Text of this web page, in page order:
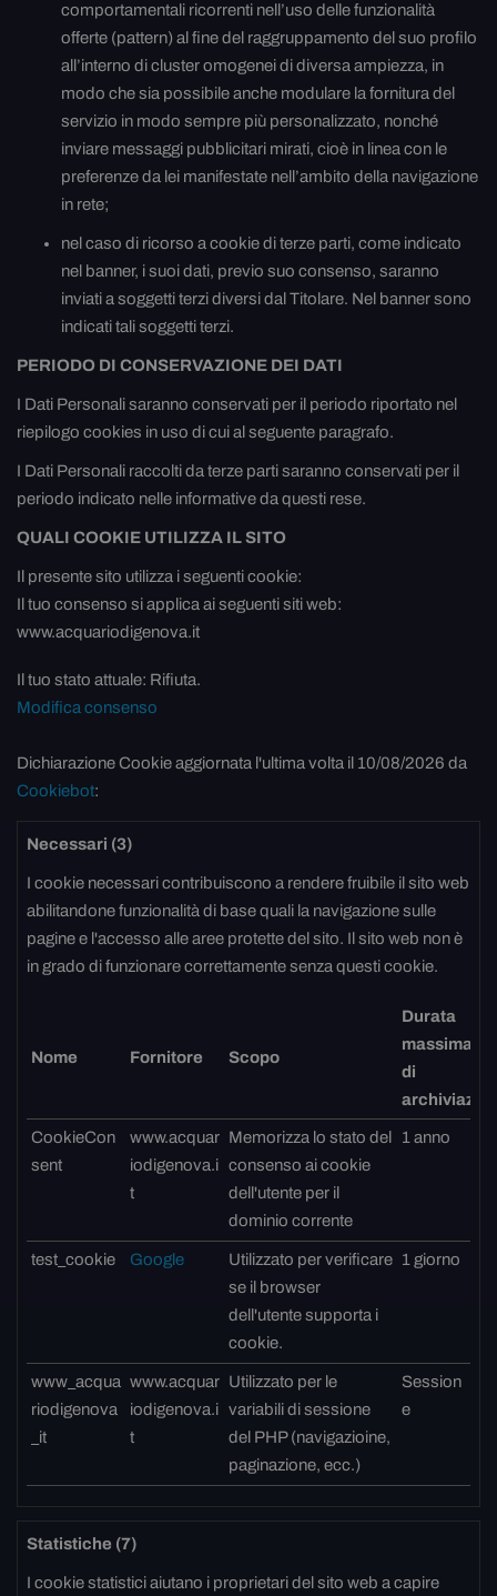
comportamentali ricorrenti nell’uso delle funzionalità
offerte (pattern) al fine del raggruppamento del suo profilo
all’interno di cluster omogenei di diversa ampiezza, in
modo che sia possibile anche modulare la fornitura del
servizio in modo sempre più personalizzato, nonché
inviare messaggi pubblicitari mirati, cioè in linea con le
preferenze da lei manifestate nell’ambito della navigazione
in rete;
nel caso di ricorso a cookie di terze parti, come indicato
nel banner, i suoi dati, previo suo consenso, saranno
inviati a soggetti terzi diversi dal Titolare. Nel banner sono
indicati tali soggetti terzi.
PERIODO DI CONSERVAZIONE DEI DATI
I Dati Personali saranno conservati per il periodo riportato nel
riepilogo cookies in uso di cui al seguente paragrafo.
I Dati Personali raccolti da terze parti saranno conservati per il
periodo indicato nelle informative da questi rese.
QUALI COOKIE UTILIZZA IL SITO
Il presente sito utilizza i seguenti cookie:
Il tuo consenso si applica ai seguenti siti web:
www.acquariodigenova.it
Il tuo stato attuale: Rifiuta.
Modifica consenso
Dichiarazione Cookie aggiornata l'ultima volta il 10/08/2026 da
Cookiebot:
Necessari (3)
I cookie necessari contribuiscono a rendere fruibile il sito web
abilitandone funzionalità di base quali la navigazione sulle
pagine e l'accesso alle aree protette del sito. Il sito web non è
in grado di funzionare correttamente senza questi cookie.
Nome Fornitore Scopo
Durata
massima
di
CookieCon
sent
www.acquar
iodigenova.i
t
Memorizza lo stato del
consenso ai cookie
dell'utente per il
dominio corrente
1 anno
test_cookie Google
Utilizzato per verificare
se il browser
dell'utente supporta i
cookie.
1 giorno
www_acqua
riodigenova
_it
www.acquar
iodigenova.i
t
Utilizzato per le
variabili di sessione
del PHP (navigazioine,
paginazione, ecc.)
Session
e
Statistiche (7)
I cookie statistici aiutano i proprietari del sito web a capire